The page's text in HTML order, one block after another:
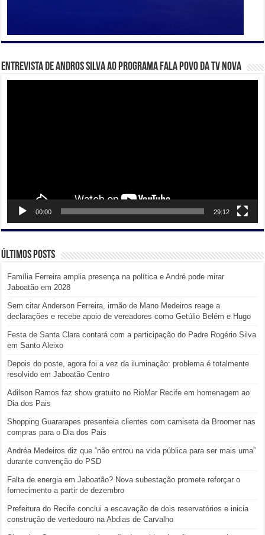
Entrevista de Andros Silva ao programa Fala Povo da TV Nova
00:00 29:12
Últimos posts
Família Ferreira amplia presença na política e André pode mirar
Jaboatão em 2028
Sem citar Anderson Ferreira, irmão de Mano Medeiros reage a
declarações e recebe apoio de vereadores como Getúlio Belém e Hugo
Festa de Santa Clara contará com a participação do Padre Rogério Silva
em Santo Aleixo
Depois do poste, agora foi a vez da iluminação: problema é totalmente
resolvido em Jaboatão Centro
Adilson Ramos faz show gratuito no RioMar Recife em homenagem ao
Dia dos Pais
Shopping Guararapes presenteia clientes com camiseta da Broomer nas
compras para o Dia dos Pais
Andréa Medeiros diz que “não entrou na vida pública para ser mais uma”
durante convenção do PSD
Falta de energia em Jaboatão? Nova subestação promete reforçar o
fornecimento a partir de dezembro
Prefeitura do Recife conclui a escavação de dois reservatórios e inicia
construção de vertedouro na Abdias de Carvalho